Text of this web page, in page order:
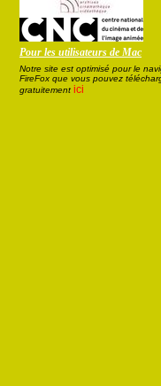
Pour les utilisateurs de Mac
Notre site est optimisé pour le
FireFox que vous pouvez
gratuitement ici